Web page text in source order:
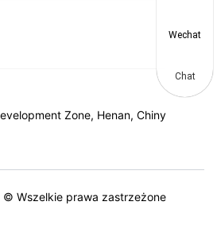
Zone, Henan, Chiny
© Wszelkie prawa zastrzeżone
Wechat
Chat